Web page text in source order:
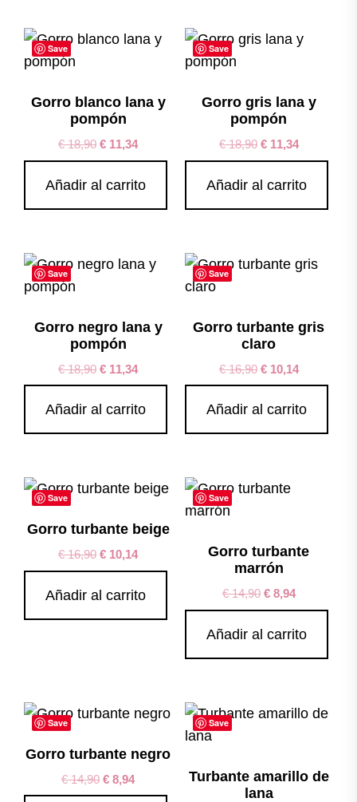
Save
Gorro blanco lana y
pompón
€18,90 € 11,34
Añadir al carrito
Save
Gorro gris lana y
pompón
€18,90 €11,34
Añadir al carrito
Save
Gorro negro lana y
pompón
€18,90 € 11,34
Añadir al carrito
Save
Gorro turbante gris
claro
€16,90 €10,14
Añadir al carrito
Save
Gorro turbante beige
€16,90 € 10,14
Añadir al carrito
Save
Gorro turbante
marrón
€14,90 €8,94
Añadir al carrito
Save
Gorro turbante negro
€14,90 € 8,94
Save
Turbante amarillo de
lana